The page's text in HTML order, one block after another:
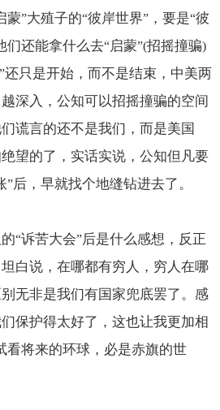
蒙”大殖子的“彼岸世界”，要是“彼
们还能拿什么去“启蒙”(招摇撞骗)
”还只是开始，而不是结束，中美两
深入，公知可以招摇撞骗的空间
谎言的还不是我们，而是美国
望的了，实话实说，公知但凡要
”后，早就找个地缝钻进去了。
“诉苦大会”后是什么感想，反正
白说，在哪都有穷人，穷人在哪
无非是我们有国家兜底罢了。感
保护得太好了，这也让我更加相
看将来的环球，必是赤旗的世